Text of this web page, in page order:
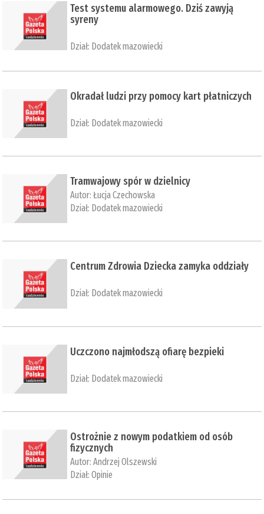
Test systemu alarmowego. Dziś zawyją
syreny
Dział: Dodatek mazowiecki
Okradał ludzi przy pomocy kart płatniczych
Dział: Dodatek mazowiecki
Tramwajowy spór w dzielnicy
Autor:Łucja Czechowska
Dział: Dodatek mazowiecki
Centrum Zdrowia Dziecka zamyka oddziały
Dział: Dodatek mazowiecki
Uczczono najmłodszą ofiarę bezpieki
Dział: Dodatek mazowiecki
Ostrożnie z nowym podatkiem od osób
fizycznych
Autor:Andrzej Olszewski
Dział:Opinie